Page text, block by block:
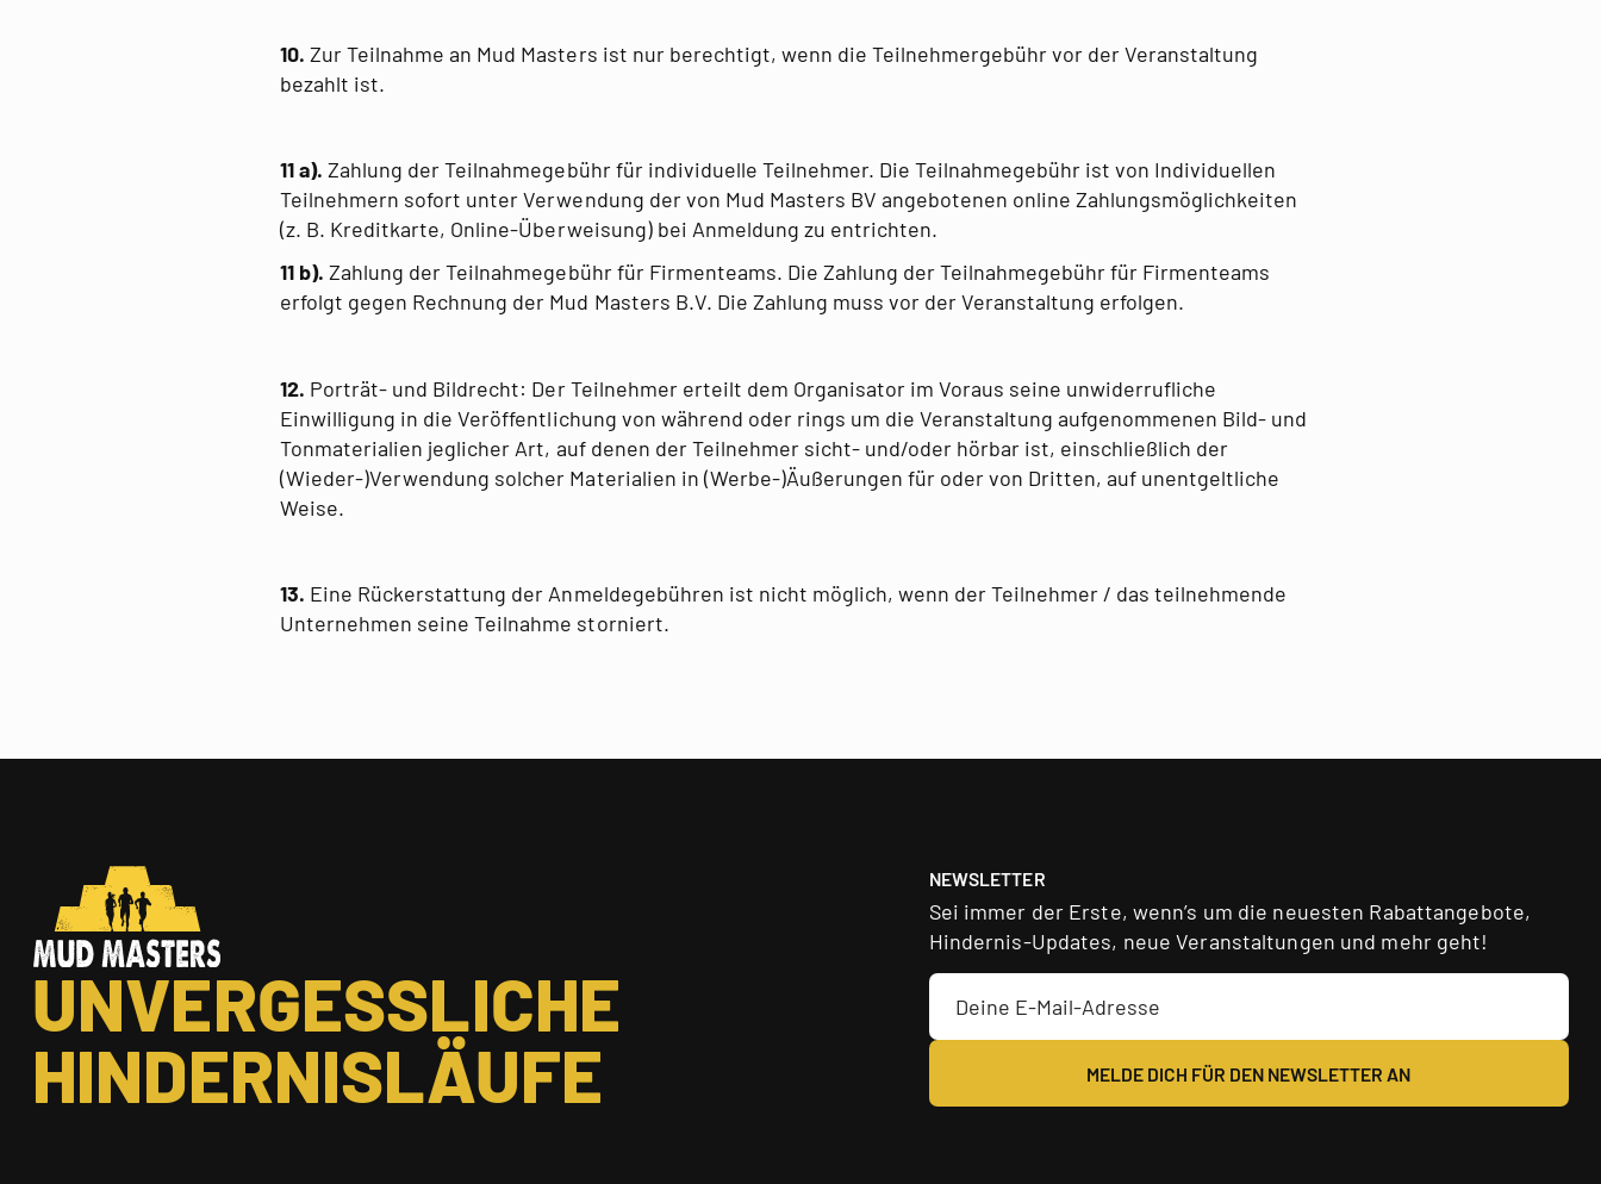
10. Zur Teilnahme an Mud Masters ist nur berechtigt, wenn die Teilnehmergebühr vor der Veranstaltung
bezahlt ist.
11 a). Zahlung der Teilnahmegebühr für individuelle Teilnehmer. Die Teilnahmegebühr ist von Individuellen
Teilnehmern sofort unter Verwendung der von Mud Masters BV angebotenen online Zahlungsmöglichkeiten
(z. B. Kreditkarte, Online-Überweisung) bei Anmeldung zu entrichten.
11 b). Zahlung der Teilnahmegebühr für Firmenteams. Die Zahlung der Teilnahmegebühr für Firmenteams
erfolgt gegen Rechnung der Mud Masters B.V. Die Zahlung muss vor der Veranstaltung erfolgen.
12. Porträt- und Bildrecht: Der Teilnehmer erteilt dem Organisator im Voraus seine unwiderrufliche
Einwilligung in die Veröffentlichung von während oder rings um die Veranstaltung aufgenommenen Bild- und
Tonmaterialien jeglicher Art, auf denen der Teilnehmer sicht- und/oder hörbar ist, einschließlich der
(Wieder-)Verwendung solcher Materialien in (Werbe-)Äußerungen für oder von Dritten, auf unentgeltliche
Weise.
13. Eine Rückerstattung der Anmeldegebühren ist nicht möglich, wenn der Teilnehmer / das teilnehmende
Unternehmen seine Teilnahme storniert.
UNVERGESSLICHE
HINDERNISLÄUFE
NEWSLETTER
Sei immer der Erste, wenn’s um die neuesten Rabattangebote,
Hindernis-Updates, neue Veranstaltungen und mehr geht!